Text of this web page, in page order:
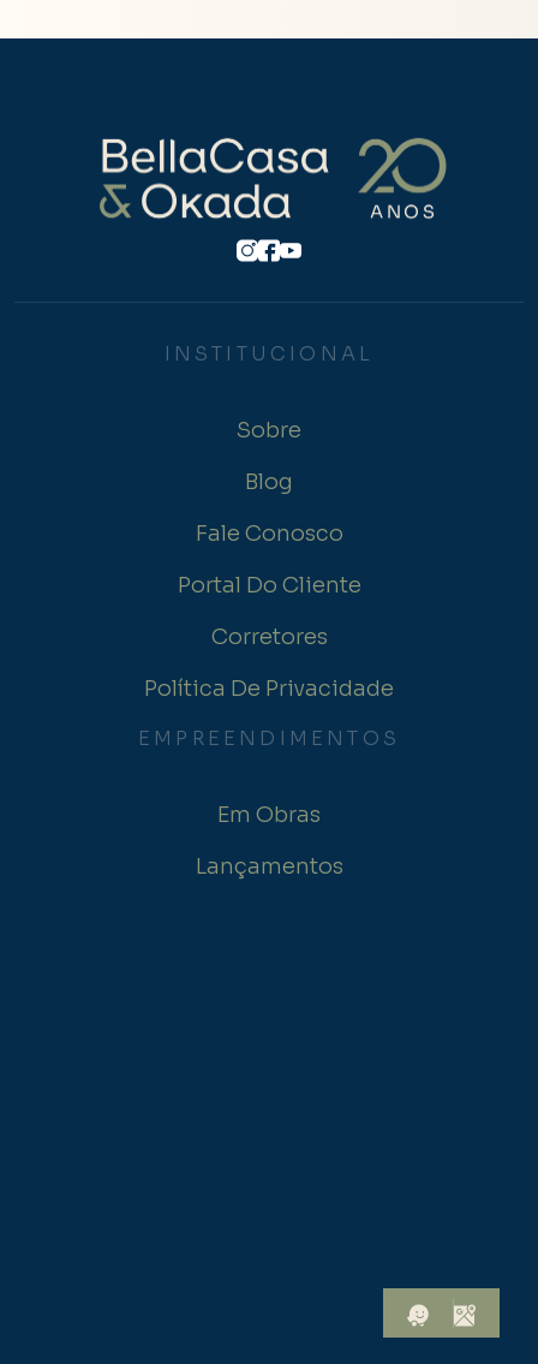
INSTITUCIONAL
Sobre
Blog
Fale Conosco
Portal Do Cliente
Corretores
Política De Privacidade
EMPREENDIMENTOS
Em Obras
Lançamentos